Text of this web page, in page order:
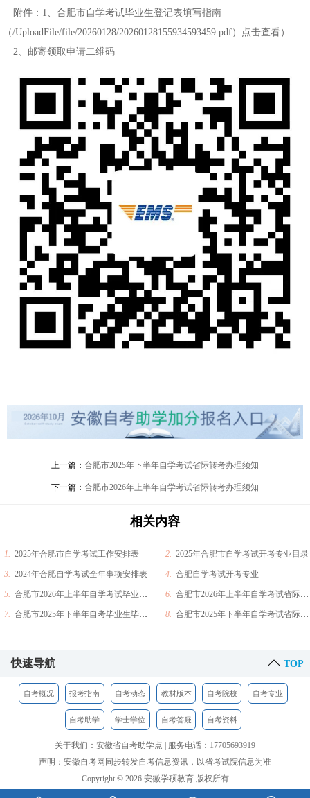
附件： 1、合肥市自学考试毕业生登记表填写指南
（/UploadFile/file/20260128/20260128155934593459.pdf）点击查看）
2、邮寄领取申请二维码
上一篇： 合肥市2025年下半年自学考试省际转考办理须知
下一篇： 合肥市2026年上半年自学考试省际转考办理须知
相关内容
1. 2025年合肥市自学考试工作安排表 2. 2025年合肥市自学考试开考专业目录
3. 2024年合肥自学考试全年事项安排表 4. 合肥自学考试开考专业
5. 合肥市2026年上半年自学考试毕业办理须知 6. 合肥市2026年上半年自学考试省际转考办理须知
7. 合肥市2025年下半年自考毕业生毕业材料领取通知 8. 合肥市2025年下半年自学考试省际转考办理须知
快速导航 TOP
自考概况 报考指南 自考动态 教材版本 自考院校 自考专业
自考助学 学士学位 自考答疑 自考资料
关于我们：安徽省自考助学点 | 服务电话：17705693919
声明：安徽自考网同步转发自考信息资讯，以省考试院信息为准
Copyright © 2026 安徽学硕教育 版权所有